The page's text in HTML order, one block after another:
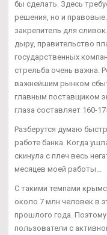
бы сделать. Здесь
решения, но и
закрепитель для
дыру, правительство
государственных
стрельба очень важна.
важнейшим рынком
главным поставщиком
глаза составляет 160-
Разберутся думаю
работе банка. Когда
скинула с плеч весь
месяцев моей работы...
С такими темпами
около 7 млн человек в
прошлого года.
пользователи с